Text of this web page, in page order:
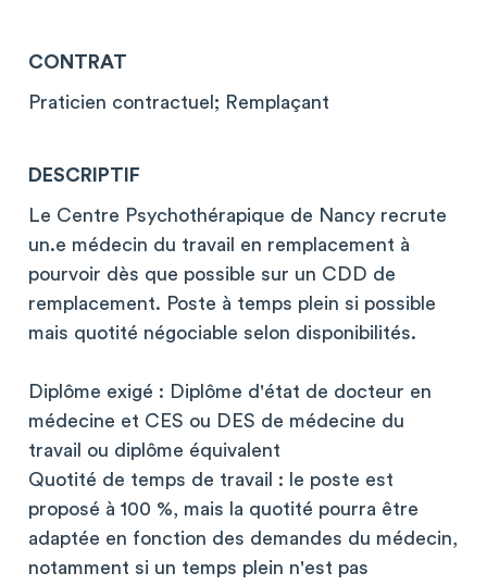
CONTRAT
Praticien contractuel; Remplaçant
DESCRIPTIF
Le Centre Psychothérapique de Nancy recrute
un.e médecin du travail en remplacement à
pourvoir dès que possible sur un CDD de
remplacement. Poste à temps plein si possible
mais quotité négociable selon disponibilités.
Diplôme exigé : Diplôme d'état de docteur en
médecine et CES ou DES de médecine du
travail ou diplôme équivalent
Quotité de temps de travail : le poste est
proposé à 100 %, mais la quotité pourra être
adaptée en fonction des demandes du médecin,
notamment si un temps plein n'est pas